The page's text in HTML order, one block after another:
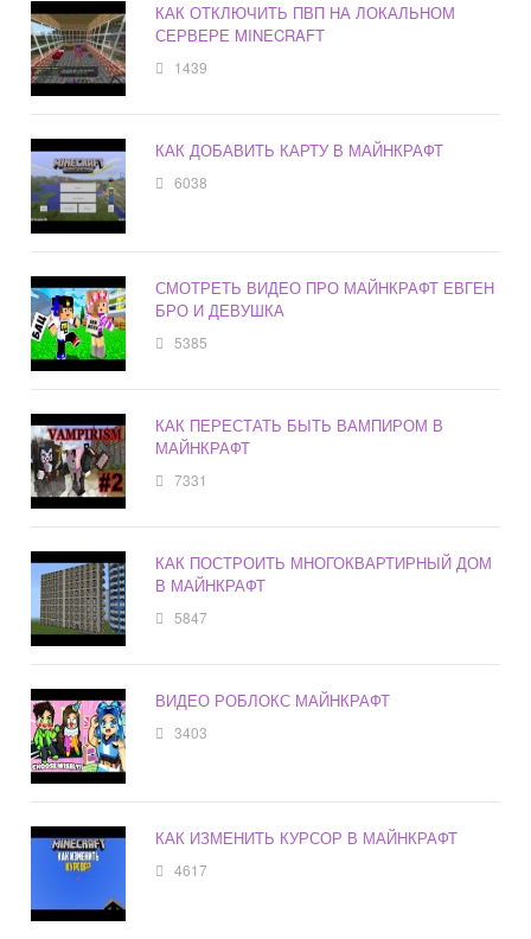
КАК ОТКЛЮЧИТЬ ПВП НА ЛОКАЛЬНОМ
СЕРВЕРЕ MINECRAFT
1439
КАК ДОБАВИТЬ КАРТУ В МАЙНКРАФТ
6038
СМОТРЕТЬ ВИДЕО ПРО МАЙНКРАФТ ЕВГЕН
БРО И ДЕВУШКА
5385
КАК ПЕРЕСТАТЬ БЫТЬ ВАМПИРОМ В
МАЙНКРАФТ
7331
КАК ПОСТРОИТЬ МНОГОКВАРТИРНЫЙ ДОМ
В МАЙНКРАФТ
5847
ВИДЕО РОБЛОКС МАЙНКРАФТ
3403
КАК ИЗМЕНИТЬ КУРСОР В МАЙНКРАФТ
4617